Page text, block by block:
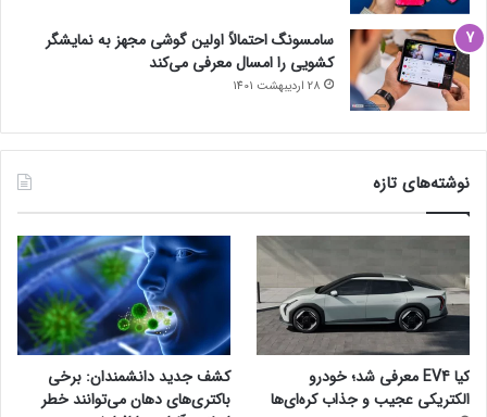
سامسونگ احتمالاً اولین گوشی مجهز به نمایشگر
کشویی را امسال معرفی می‌کند
28 اردیبهشت 1401
نوشته‌های تازه
کیا EV4 معرفی شد؛ خودرو
الکتریکی عجیب و جذاب کره‌ای‌ها
کشف جدید دانشمندان: برخی
باکتری‌های دهان می‌توانند خطر